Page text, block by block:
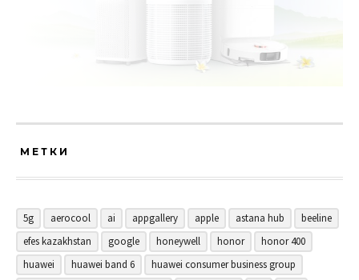
МЕТКИ
5g aerocool ai appgallery apple astana hub
beeline
efes kazakhstan
google honeywell honor
honor 400
huawei
huawei band 6
huawei consumer business group